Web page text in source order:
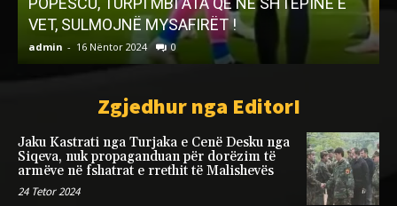
VET, SULMOJNË MYSAFIRËT !
admin - 16 Nëntor 2024 0
Zgjedhur nga EditorI
Jaku Kastrati nga Turjaka e Cenë Desku nga
Siqeva, nuk propaganduan për dorëzim të
armëve në fshatrat e rrethit të Malishevës
24 Tetor 2024